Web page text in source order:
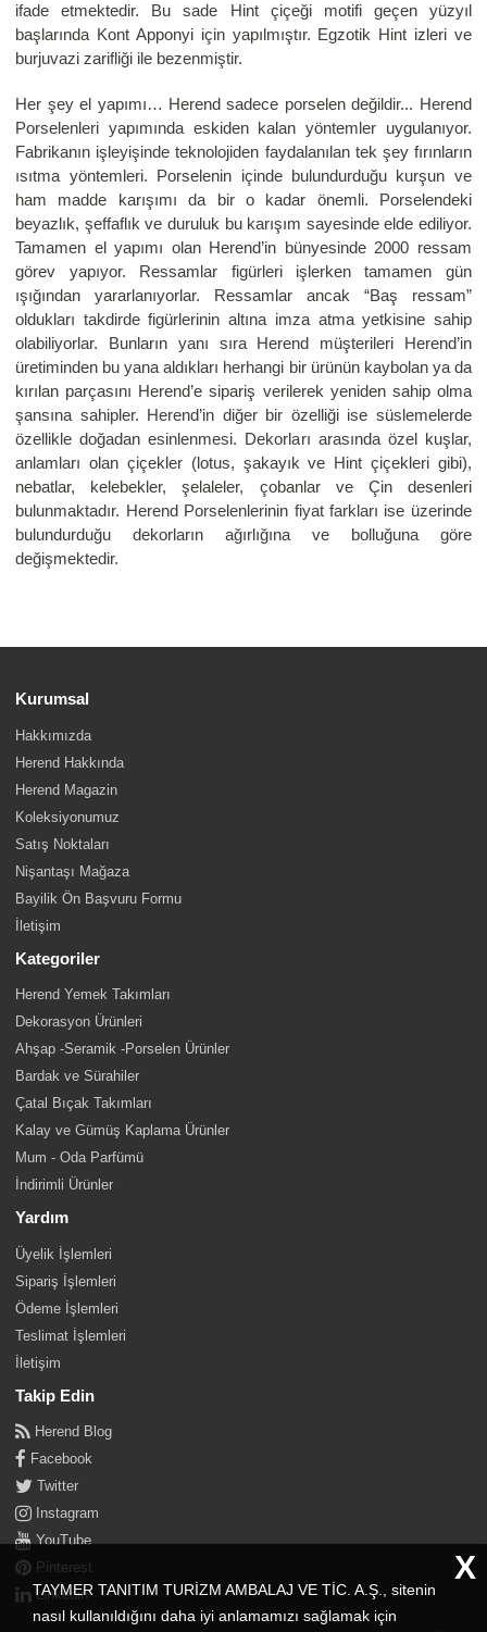
ifade etmektedir. Bu sade Hint çiçeği motifi geçen yüzyıl
başlarında Kont Apponyi için yapılmıştır. Egzotik Hint izleri ve
burjuvazi zarifliği ile bezenmiştir.
Her şey el yapımı… Herend sadece porselen değildir... Herend
Porselenleri yapımında eskiden kalan yöntemler uygulanıyor.
Fabrikanın işleyişinde teknolojiden faydalanılan tek şey fırınların
ısıtma yöntemleri. Porselenin içinde bulundurduğu kurşun ve
ham madde karışımı da bir o kadar önemli. Porselendeki
beyazlık, şeffaflık ve duruluk bu karışım sayesinde elde ediliyor.
Tamamen el yapımı olan Herend’in bünyesinde 2000 ressam
görev yapıyor. Ressamlar figürleri işlerken tamamen gün
ışığından yararlanıyorlar. Ressamlar ancak “Baş ressam”
oldukları takdirde figürlerinin altına imza atma yetkisine sahip
olabiliyorlar. Bunların yanı sıra Herend müşterileri Herend’in
üretiminden bu yana aldıkları herhangi bir ürünün kaybolan ya da
kırılan parçasını Herend’e sipariş verilerek yeniden sahip olma
şansına sahipler. Herend’in diğer bir özelliği ise süslemelerde
özellikle doğadan esinlenmesi. Dekorları arasında özel kuşlar,
anlamları olan çiçekler (lotus, şakayık ve Hint çiçekleri gibi),
nebatlar, kelebekler, şelaleler, çobanlar ve Çin desenleri
bulunmaktadır. Herend Porselenlerinin fiyat farkları ise üzerinde
bulundurduğu dekorların ağırlığına ve bolluğuna göre
değişmektedir.
Kurumsal
Hakkımızda
Herend Hakkında
Herend Magazin
Koleksiyonumuz
Satış Noktaları
Nişantaşı Mağaza
Bayilik Ön Başvuru Formu
İletişim
Kategoriler
Herend Yemek Takımları
Dekorasyon Ürünleri
Ahşap -Seramik -Porselen Ürünler
Bardak ve Sürahiler
Çatal Bıçak Takımları
Kalay ve Gümüş Kaplama Ürünler
Mum - Oda Parfümü
İndirimli Ürünler
Yardım
Üyelik İşlemleri
Sipariş İşlemleri
Ödeme İşlemleri
Teslimat İşlemleri
İletişim
Takip Edin
Herend Blog
Facebook
Twitter
Instagram
YouTube
Pinterest
Linkedin
TAYMER TANITIM TURİZM AMBALAJ VE TİC. A.Ş., sitenin
nasıl kullanıldığını daha iyi anlamamızı sağlamak için
X